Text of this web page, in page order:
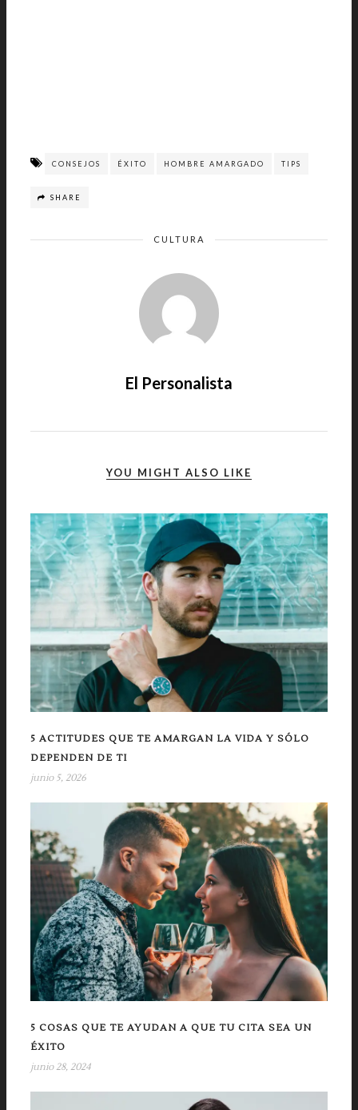
CONSEJOS ÉXITO HOMBRE AMARGADO TIPS
SHARE
CULTURA
El Personalista
YOU MIGHT ALSO LIKE
5 ACTITUDES QUE TE AMARGAN LA VIDA Y SÓLO
DEPENDEN DE TI
junio 5, 2026
5 COSAS QUE TE AYUDAN A QUE TU CITA SEA UN
ÉXITO
junio 28, 2024